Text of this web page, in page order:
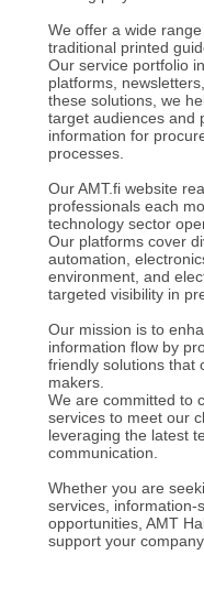
We offer a wide
traditional printed
Our service portfolio
platforms,
these solutions, we
target audiences and
information for
processes.
Our AMT.fi website
professionals each
technology sector
Our platforms cover
automation,
environment, and
targeted visibility in
Our mission is to
information flow by
friendly solutions that
makers.
We are committed to
services to meet our
leveraging the latest
communication.
Whether you are
services, information-
opportunities, AMT
support your